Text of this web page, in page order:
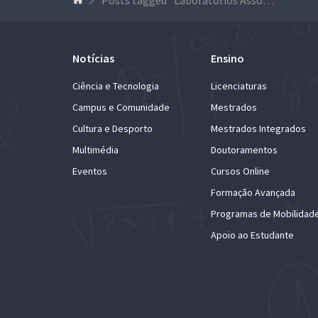
Notícias
Ciência e Tecnologia
Campus e Comunidade
Cultura e Desporto
Multimédia
Eventos
Ensino
Licenciaturas
Mestrados
Mestrados Integrados
Doutoramentos
Cursos Online
Formação Avançada
Programas de
Apoio ao Estudante